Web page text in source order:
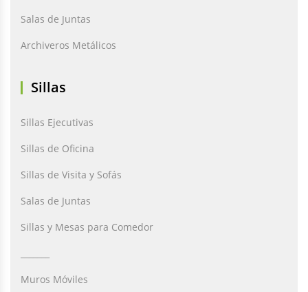
Salas de Juntas
Archiveros Metálicos
Sillas
Sillas Ejecutivas
Sillas de Oficina
Sillas de Visita y Sofás
Salas de Juntas
Sillas y Mesas para Comedor
Muros Móviles